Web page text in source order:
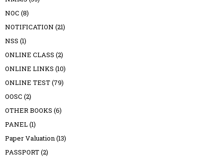
NOC (8)
NOTIFICATION (21)
NSS (1)
ONLINE CLASS (2)
ONLINE LINKS (10)
ONLINE TEST(79)
OOSC (2)
OTHER BOOKS (6)
PANEL(1)
Paper Valuation(13)
PASSPORT(2)